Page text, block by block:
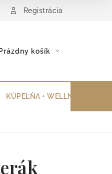
tovaru
Registrácia
Prázdny košík
KÚPEĽŇA + WELLNESS